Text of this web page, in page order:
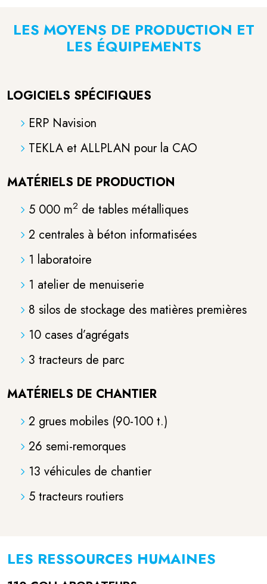
LES MOYENS DE PRODUCTION ET
LES ÉQUIPEMENTS
LOGICIELS SPÉCIFIQUES
ERP Navision
TEKLA et ALLPLAN pour la CAO
MATÉRIELS DE PRODUCTION
5 000 m2 de tables métalliques
2 centrales à béton informatisées
1 laboratoire
1 atelier de menuiserie
8 silos de stockage des matières premières
10 cases d’agrégats
3 tracteurs de parc
MATÉRIELS DE CHANTIER
2 grues mobiles (90-100 t.)
26 semi-remorques
13 véhicules de chantier
5 tracteurs routiers
LES RESSOURCES HUMAINES